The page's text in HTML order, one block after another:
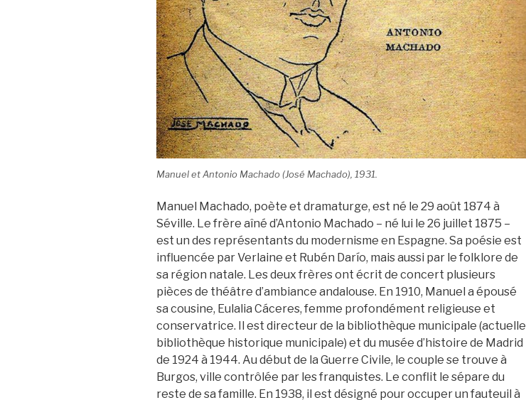
Manuel et Antonio Machado (José Machado), 1931.
Manuel Machado, poète et dramaturge, est né le 29 août 1874 à
Séville. Le frère aîné d’Antonio Machado – né lui le 26 juillet 1875 –
est un des représentants du modernisme en Espagne. Sa poésie est
influencée par Verlaine et Rubén Darío, mais aussi par le folklore de
sa région natale. Les deux frères ont écrit de concert plusieurs
pièces de théâtre d’ambiance andalouse. En 1910, Manuel a épousé
sa cousine, Eulalia Cáceres, femme profondément religieuse et
conservatrice. Il est directeur de la bibliothèque municipale (actuelle
bibliothèque historique municipale) et du musée d’histoire de Madrid
de 1924 à 1944. Au début de la Guerre Civile, le couple se trouve à
Burgos, ville contrôlée par les franquistes. Le conflit le sépare du
reste de sa famille. En 1938, il est désigné pour occuper un fauteuil à